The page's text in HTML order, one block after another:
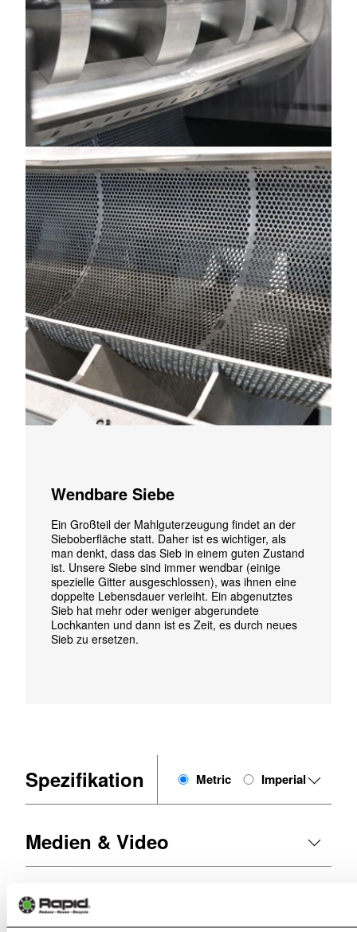
Wendbare Siebe
Ein Großteil der Mahlguterzeugung findet an der
Sieboberfläche statt. Daher ist es wichtiger, als
man denkt, dass das Sieb in einem guten Zustand
ist. Unsere Siebe sind immer wendbar (einige
spezielle Gitter ausgeschlossen), was ihnen eine
doppelte Lebensdauer verleiht. Ein abgenutztes
Sieb hat mehr oder weniger abgerundete
Lochkanten und dann ist es Zeit, es durch neues
Sieb zu ersetzen.
Spezifikation Metric Imperial
Medien & Video
Abmessungen / Zeichnung